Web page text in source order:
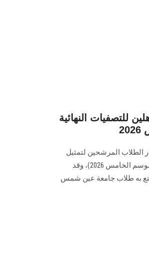
للتصفيات النهائية
الطلاب المرشحين لتمثيل
الجامعة في التصفيات النهائية للمشروع الوطني للقراءة (الموسم الخامس 2026)، وقد
به طلاب جامعة عين شمس